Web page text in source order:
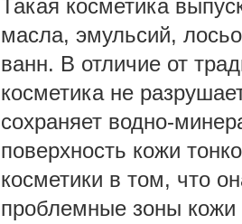
Такая косметика
масла, эмульсий,
ванн. В отличие от
косметика не
сохраняет водно-
поверхность кожи
косметики в том, что
проблемные зоны кожи